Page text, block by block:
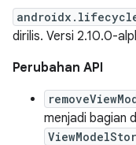
dirilis. Versi 2.10.0-
Perubahan API
menjadi bagian